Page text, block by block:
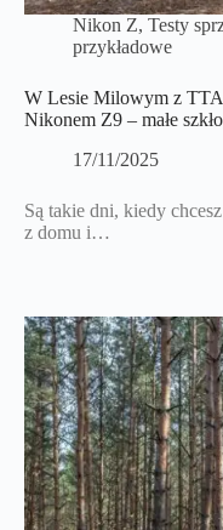
Nikon Z, Testy
przykładowe
W Lesie Milowym z
Nikonem Z9 – małe
17/11/2025
Są takie dni, kiedy
z domu i…